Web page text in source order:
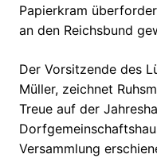
Papierkram
an den Reichsbund
Der Vorsitzende des
Müller, zeichnet
Treue auf der
Versammlung